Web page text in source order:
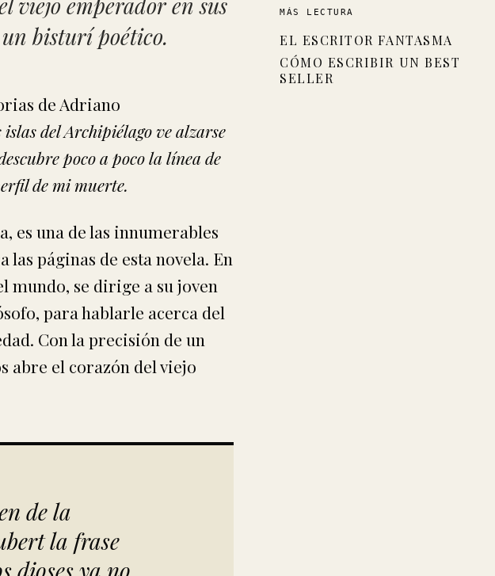
bisturí poético.
del Archipiélago ve alzarse
poco a poco la línea de
de mi muerte.
es una de las innumerables
páginas de esta novela. En
mundo, se dirige a su joven
para hablarle acerca del
Con la precisión de un
abre el corazón del viejo
de la
la frase
dioses ya no
MÁS LECTURA
EL ESCRITOR FANTASMA
CÓMO ESCRIBIR UN BEST
SELLER